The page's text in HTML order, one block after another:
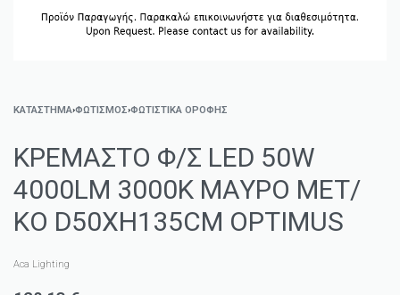
ΚΑΤΑΣΤΗΜΑ›ΦΩΤΙΣΜΌΣ›ΦΩΤΙΣΤΙΚΆ ΟΡΟΦΉΣ
ΚΡΕΜΑΣΤΟ Φ/Σ LED 50W
4000LM 3000K ΜΑΥΡΟ ΜΕΤ/
ΚΟ D50XH135CM OPTIMUS
Aca Lighting